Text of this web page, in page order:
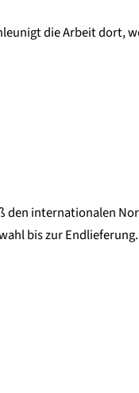
die Arbeit dort,
den internationalen
bis zur Endlieferung.